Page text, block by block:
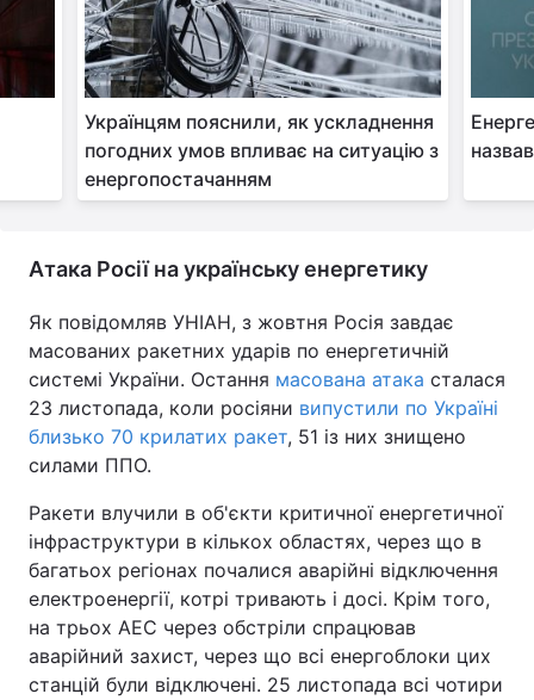
Українцям пояснили, як ускладнення
погодних умов впливає на ситуацію з
енергопостачанням
Атака Росії на українську енергетику
Як повідомляв УНІАН, з жовтня Росія завдає
масованих ракетних ударів по енергетичній
системі України. Остання масована атака сталася
23 листопада, коли росіяни випустили по Україні
близько 70 крилатих ракет, 51 із них знищено
силами ППО.
Ракети влучили в об'єкти критичної енергетичної
інфраструктури в кількох областях, через що в
багатьох регіонах почалися аварійні відключення
електроенергії, котрі тривають і досі. Крім того,
на трьох АЕС через обстріли спрацював
аварійний захист, через що всі енергоблоки цих
станцій були відключені. 25 листопада всі чотири